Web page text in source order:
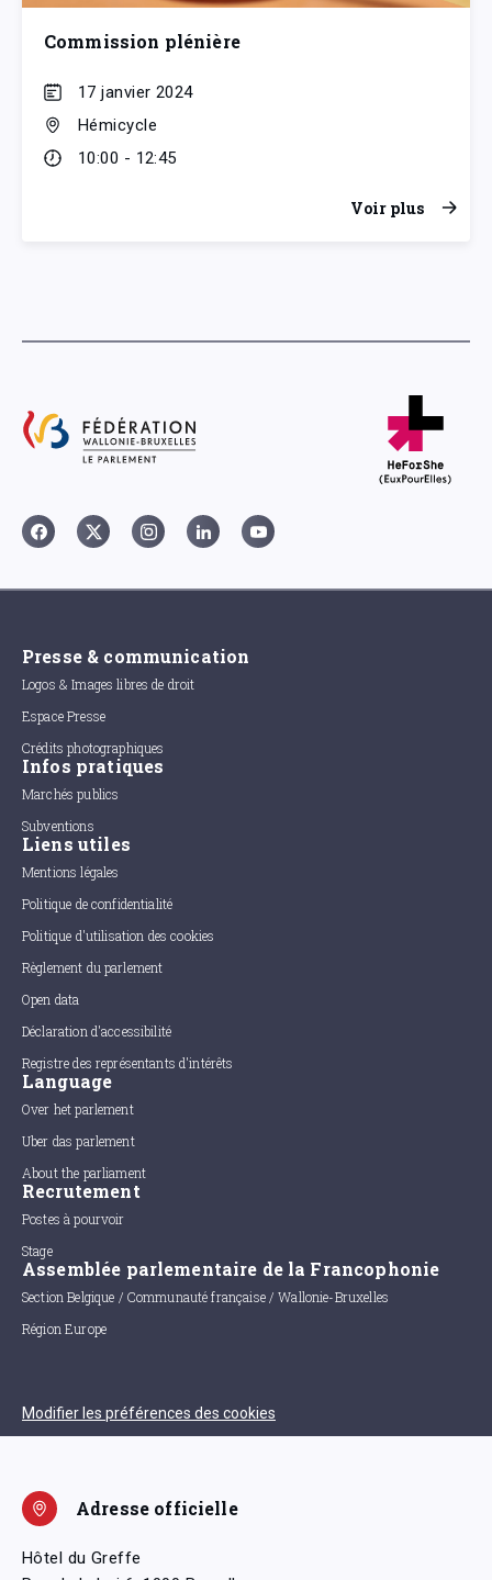
Commission plénière
17 janvier 2024
Hémicycle
10:00 - 12:45
Voir plus
Presse & communication
Logos & Images libres de droit
Espace Presse
Crédits photographiques
Infos pratiques
Marchés publics
Subventions
Liens utiles
Mentions légales
Politique de confidentialité
Politique d'utilisation des cookies
Règlement du parlement
Open data
Déclaration d'accessibilité
Registre des représentants d'intérêts
Language
Over het parlement
Uber das parlement
About the parliament
Recrutement
Postes à pourvoir
Stage
Assemblée parlementaire de la Francophonie
Section Belgique / Communauté française / Wallonie-Bruxelles
Région Europe
Modifier les préférences des cookies
Adresse officielle
Hôtel du Greffe